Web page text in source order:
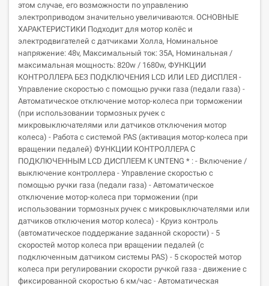
этом случае, его возможности по управлению
электроприводом значительно увеличиваются. ОСНОВНЫЕ
ХАРАКТЕРИСТИКИ Подходит для мотор колёс и
электродвигателей с датчиками Холла, Номинальное
напряжение: 48v, Максимальный ток: 35А, Номинальная /
максимальная мощность: 820w / 1680w, ФУНКЦИИ
КОНТРОЛЛЕРА БЕЗ ПОДКЛЮЧЕНИЯ LCD ИЛИ LED ДИСПЛЕЯ -
Управление скоростью с помощью ручки газа (педали газа) -
Автоматическое отключение мотор-колеса при торможении
(при использовании тормозных ручек с
микровыключателями или датчиков отключения мотор
колеса) - Работа с системой PAS (активация мотор-колеса при
вращении педалей) ФУНКЦИИ КОНТРОЛЛЕРА С
ПОДКЛЮЧЕННЫМ LCD ДИСПЛЕЕМ К UNTENG * : - Включение /
выключение контроллера - Управление скоростью с
помощью ручки газа (педали газа) - Автоматическое
отключение мотор-колеса при торможении (при
использовании тормозных ручек с микровыключателями или
датчиков отключения мотор колеса) - Круиз контроль
(автоматическое поддержание заданной скорости) - 5
скоростей мотор колеса при вращении педалей (с
подключенным датчиком системы PAS) - 5 скоростей мотор
колеса при регулировании скорости ручкой газа - движение с
фиксированной скоростью 6 км/час - Автоматическая